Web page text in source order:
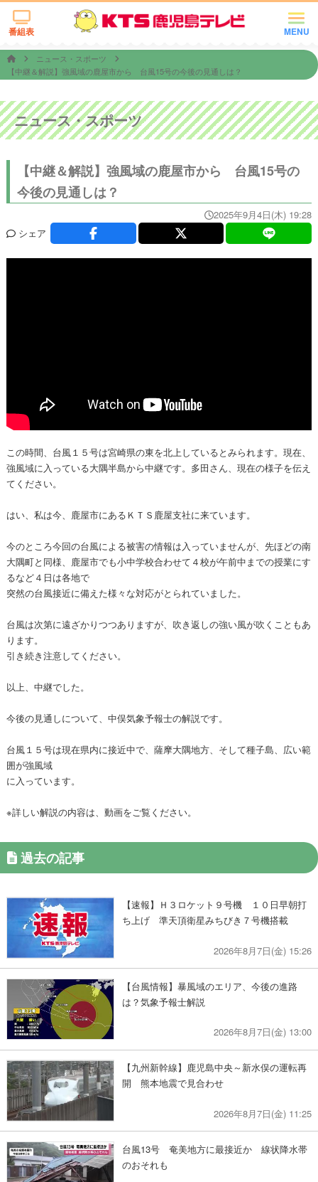
MENU
番組表
ニュース・スポーツ
【中継＆解説】強風域の鹿屋市から 台風15号の今後の見通しは？
ニュース・スポーツ
【中継＆解説】強風域の鹿屋市から 台風15号の
今後の見通しは？
2025年9月4日(木) 19:28
シェア
この時間、台風１５号は宮崎県の東を北上しているとみられます。現在、
強風域に入っている大隅半島から中継です。多田さん、現在の様子を伝え
てください。
はい、私は今、鹿屋市にあるＫＴＳ鹿屋支社に来ています。
今のところ今回の台風による被害の情報は入っていませんが、先ほどの南
大隅町と同様、鹿屋市でも小中学校合わせて４校が午前中までの授業にす
るなど４日は各地で
突然の台風接近に備えた様々な対応がとられていました。
台風は次第に遠ざかりつつありますが、吹き返しの強い風が吹くこともあ
ります。
引き続き注意してください。
以上、中継でした。
今後の見通しについて、中俣気象予報士の解説です。
台風１５号は現在県内に接近中で、薩摩大隅地方、そして種子島、広い範
囲が強風域
に入っています。
※詳しい解説の内容は、動画をご覧ください。
過去の記事
【速報】Ｈ３ロケット９号機 １０日早朝打
ち上げ 準天頂衛星みちびき７号機搭載
2026年8月7日(金) 15:26
【台風情報】暴風域のエリア、今後の進路
は？気象予報士解説
2026年8月7日(金) 13:00
【九州新幹線】鹿児島中央～新水俣の運転再
開 熊本地震で見合わせ
2026年8月7日(金) 11:25
台風13号 奄美地方に最接近か 線状降水帯
のおそれも